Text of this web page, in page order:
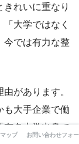
れいに重なり
大学ではなく
今では有力な整
があります。
も大手企業で働
有名大学出身で
ップ お問い合わせフォ